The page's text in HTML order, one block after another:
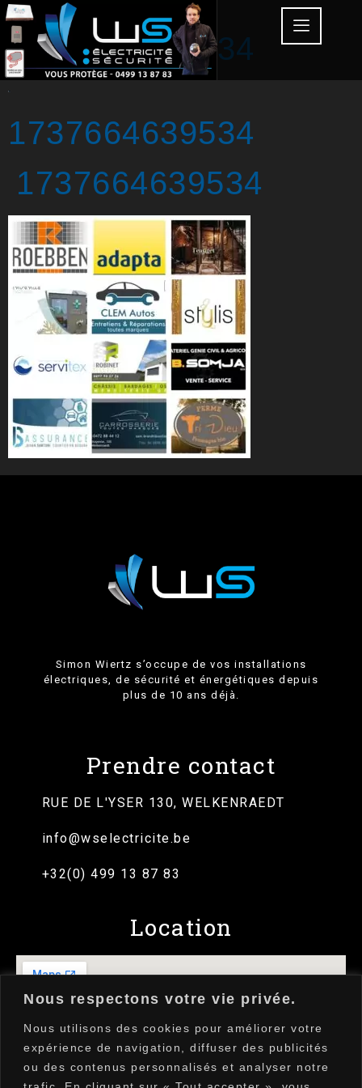
Nous respectons votre vie privée.
Nous utilisons des cookies pour améliorer votre
expérience de navigation, diffuser des publicités
ou des contenus personnalisés et analyser notre
1737664639534
1737664639534
1737664639534
Simon Wiertz s’occupe de vos installations
électriques, de sécurité et énergétiques depuis
plus de 10 ans déjà.
Prendre contact
RUE DE L'YSER 130, WELKENRAEDT
info@wselectricite.be
+32(0) 499 13 87 83
Location